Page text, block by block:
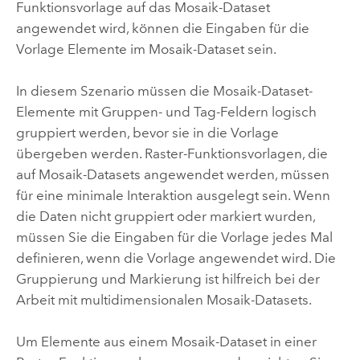
Funktionsvorlage auf das Mosaik-Dataset
angewendet wird, können die Eingaben für die
Vorlage Elemente im Mosaik-Dataset sein.
In diesem Szenario müssen die Mosaik-Dataset-
Elemente mit Gruppen- und Tag-Feldern logisch
gruppiert werden, bevor sie in die Vorlage
übergeben werden. Raster-Funktionsvorlagen, die
auf Mosaik-Datasets angewendet werden, müssen
für eine minimale Interaktion ausgelegt sein. Wenn
die Daten nicht gruppiert oder markiert wurden,
müssen Sie die Eingaben für die Vorlage jedes Mal
definieren, wenn die Vorlage angewendet wird. Die
Gruppierung und Markierung ist hilfreich bei der
Arbeit mit multidimensionalen Mosaik-Datasets.
Um Elemente aus einem Mosaik-Dataset in einer